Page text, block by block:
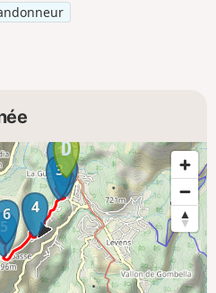
1
2
3
4
5
6